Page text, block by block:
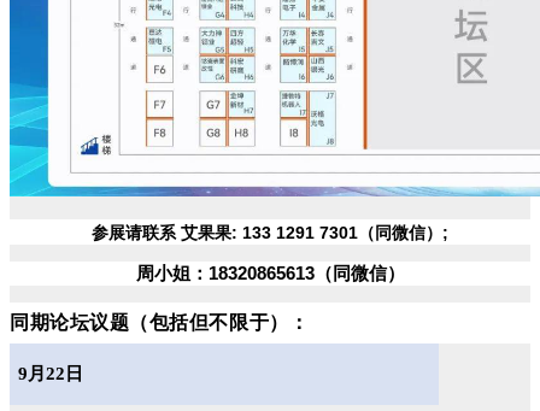
参展请联系 艾果果: 133 1291 7301（同微信）;
周小姐：18320865613（同微信）
同期论坛议题（包括但不限于）：
9月22日